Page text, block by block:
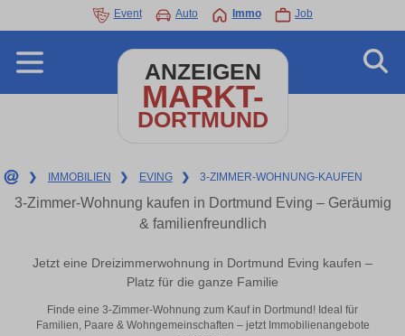
Event Auto Immo Job
ANZEIGEN
MARKT-
DORTMUND
❯ IMMOBILIEN ❯ EVING ❯ 3-ZIMMER-WOHNUNG-KAUFEN
3-Zimmer-Wohnung kaufen in Dortmund Eving – Geräumig
& familienfreundlich
Jetzt eine Dreizimmerwohnung in Dortmund Eving kaufen –
Platz für die ganze Familie
Finde eine 3-Zimmer-Wohnung zum Kauf in Dortmund! Ideal für
Familien, Paare & Wohngemeinschaften – jetzt Immobilienangebote